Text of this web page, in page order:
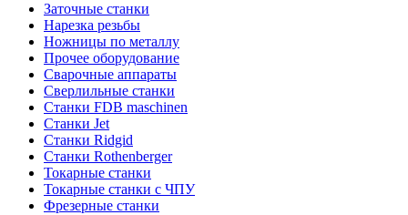
Заточные станки
Нарезка резьбы
Ножницы по металлу
Прочее оборудование
Сварочные аппараты
Сверлильные станки
Станки FDB maschinen
Станки Jet
Станки Ridgid
Станки Rothenberger
Токарные станки
Токарные станки с ЧПУ
Фрезерные станки